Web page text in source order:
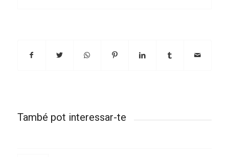
També pot interessar-te